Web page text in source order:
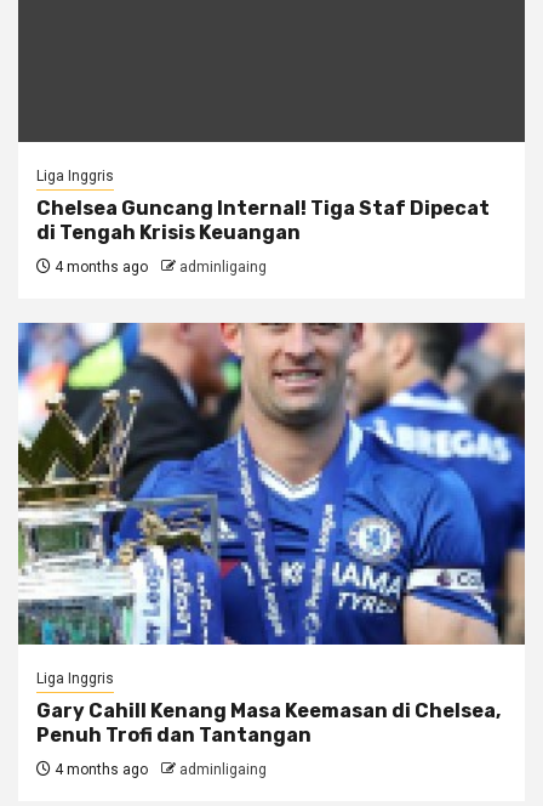
Liga Inggris
Chelsea Guncang Internal! Tiga Staf Dipecat
di Tengah Krisis Keuangan
4 months ago adminligaing
Liga Inggris
Gary Cahill Kenang Masa Keemasan di Chelsea,
Penuh Trofi dan Tantangan
4 months ago adminligaing